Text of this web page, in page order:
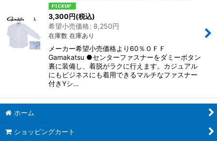
3,300円(税込)
希望小売価格: 8,250円
在庫数 在庫あり
メーカー希望小売価格より60％ＯＦＦ
Gamakatsu ●センターファスナーをダミーボタン
裏に装備し、着脱がラクに行えます。カジュアル
にもビジネスにも着用できるマルチなファスナー
付きYシ…
ホーム
ショッピングカート